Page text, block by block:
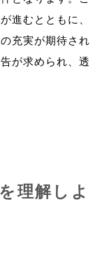
進むとともに、
充実が期待され
が求められ、透
理解しよ